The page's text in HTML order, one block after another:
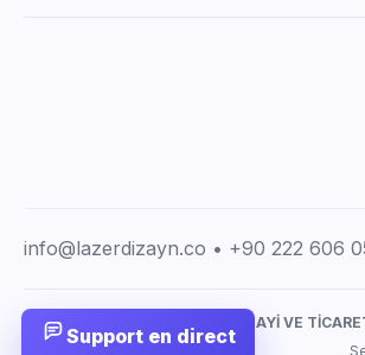
info@lazerdizayn.co • +90 222 606
LAZERDİZAYN İMALAT SANAYİ VE
Support en direct